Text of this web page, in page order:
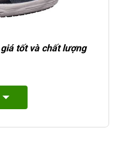
tốt và chất lượng